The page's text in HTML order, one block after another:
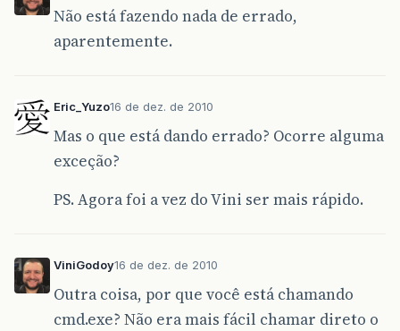
Não está fazendo nada de errado,
aparentemente.
Eric_Yuzo16 de dez. de 2010
Mas o que está dando errado? Ocorre alguma
exceção?
PS. Agora foi a vez do Vini ser mais rápido.
ViniGodoy16 de dez. de 2010
Outra coisa, por que você está chamando
cmd.exe? Não era mais fácil chamar direto o